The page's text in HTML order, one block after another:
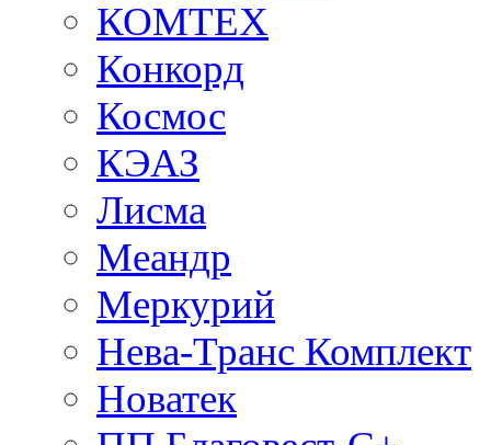
КОМТЕХ
Конкорд
Космос
КЭАЗ
Лисма
Меандр
Меркурий
Нева-Транс Комплект
Новатек